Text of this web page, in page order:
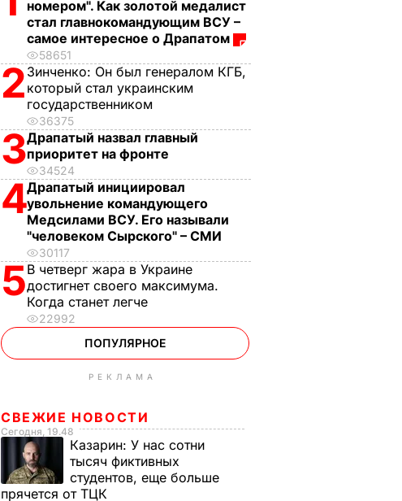
номером". Как золотой медалист
стал главнокомандующим ВСУ –
самое интересное о Драпатом
58651
2 Зинченко: Он был генералом КГБ,
который стал украинским
государственником
36375
3Драпатый назвал главный
приоритет на фронте
34524
4Драпатый инициировал
увольнение командующего
Медсилами ВСУ. Его называли
"человеком Сырского" – СМИ
30117
5В четверг жара в Украине
достигнет своего максимума.
Когда станет легче
22992
ПОПУЛЯРНОЕ
РЕКЛАМА
СВЕЖИЕ НОВОСТИ
Сегодня, 19.48
Казарин: У нас сотни
тысяч фиктивных
студентов, еще больше
прячется от ТЦК